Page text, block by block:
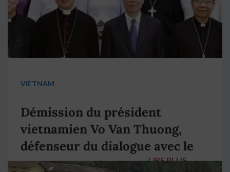
VIETNAM
Démission du président
vietnamien Vo Van Thuong,
défenseur du dialogue avec le
pape François
LIRE PLUS →